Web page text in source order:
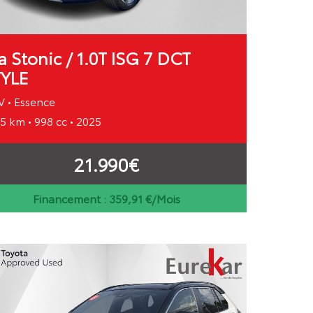
Stonic / 1.0T ISG 7 DCT
• Essence
km • 998 cc • 2025
21.990€
Financement : 359,91 €/Mois